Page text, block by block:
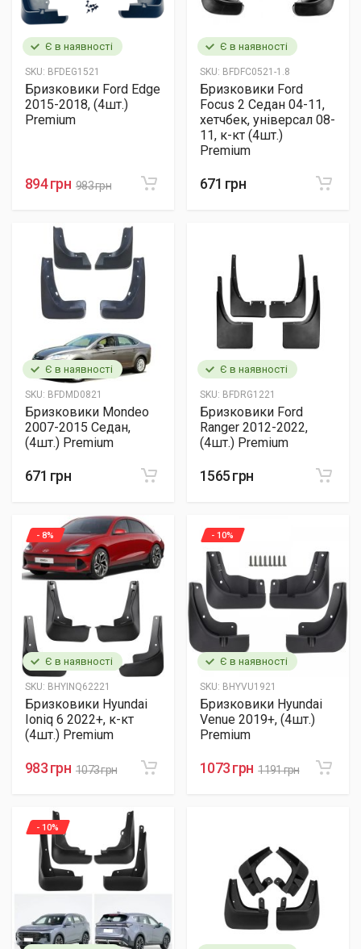
Є в наявності
SKU: BFDEG1521
Бризковики Ford Edge
2015-2018, (4шт.)
Premium
894 грн 983 грн
Є в наявності
SKU: BFDFC0521-1.8
Бризковики Ford
Focus 2 Седан 04-11,
хетчбек, універсал 08-
11, к-кт (4шт.)
Premium
671 грн
Є в наявності
SKU: BFDMD0821
Бризковики Mondeo
2007-2015 Седан,
(4шт.) Premium
671 грн
Є в наявності
SKU: BFDRG1221
Бризковики Ford
Ranger 2012-2022,
(4шт.) Premium
1565 грн
Є в наявності
SKU: BHYINQ62221
- 8%
Бризковики Hyundai
Ioniq 6 2022+, к-кт
(4шт.) Premium
983 грн 1073 грн
Є в наявності
SKU: BHYVU1921
- 10%
Бризковики Hyundai
Venue 2019+, (4шт.)
Premium
1073 грн 1191 грн
- 10%